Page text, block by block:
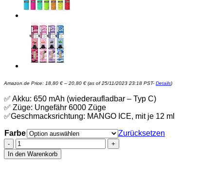
Amazon.de Price: 18,80 € – 20,80 € 18,80 €
20,80 €
(as of 25/11/2023 23:18 PST- Details)
✅ Akku: 650 mAh (wiederaufladbar – Typ C)
✅ Züge: Ungefähr 6000 Züge
✅Geschmacksrichtung: MANGO ICE, mit je 12 ml
Farbe
Zurücksetzen
VAPTIO
|
Beco
In den Warenkorb